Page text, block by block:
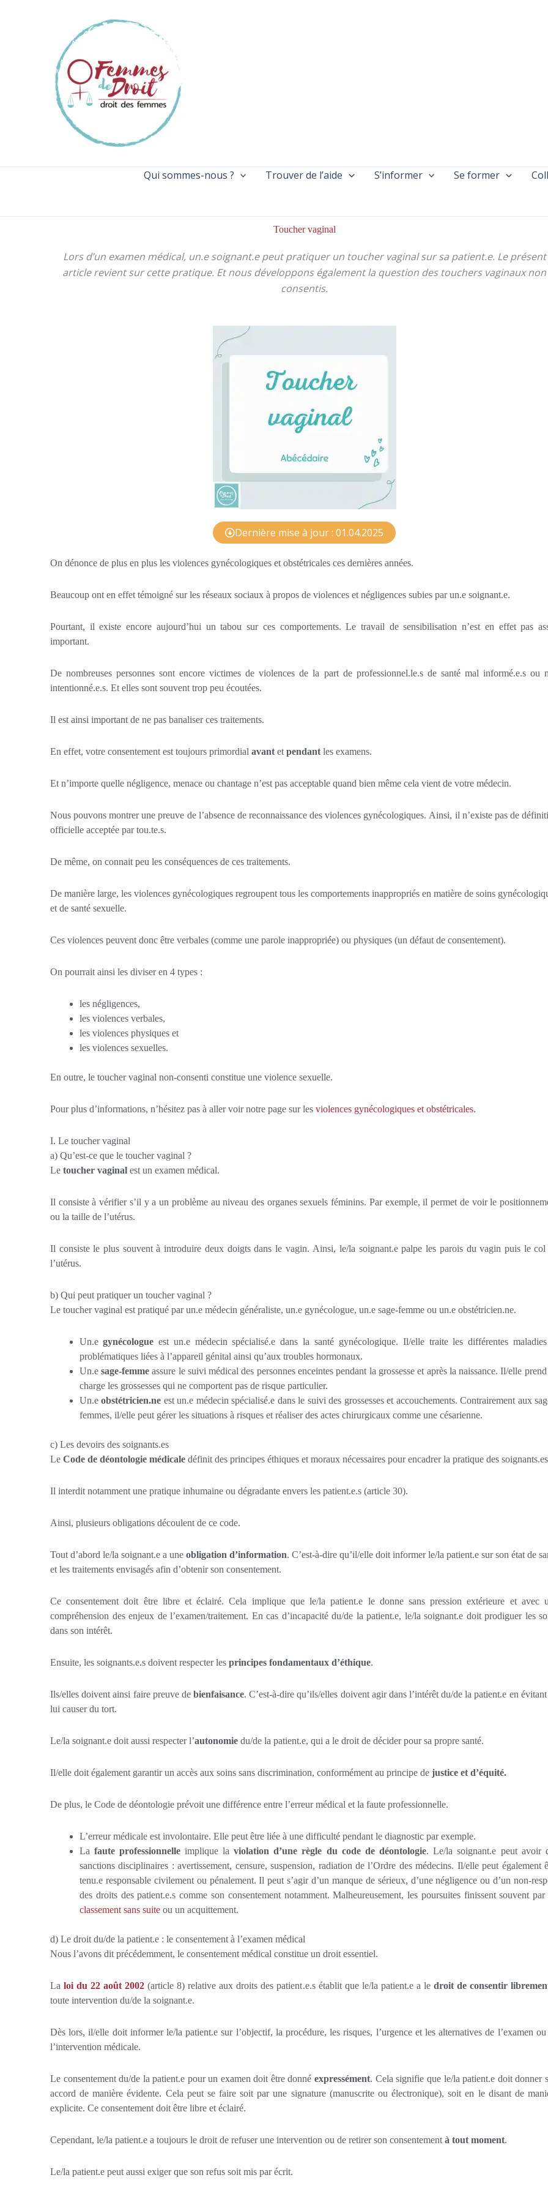
Qui sommes-nous ? Trouver de l’aide S’informer Se former
Toucher vaginal
Lors d’un examen médical, un.e soignant.e peut pratiquer un toucher vaginal sur sa patient.e. Le présent
article revient sur cette pratique. Et nous développons également la question des touchers vaginaux non
consentis.
Dernière mise à jour : 01.04.2025
On dénonce de plus en plus les violences gynécologiques et obstétricales ces dernières années.
Beaucoup ont en effet témoigné sur les réseaux sociaux à propos de violences et négligences subies par un.e soignant.e.
Pourtant, il existe encore aujourd’hui un tabou sur ces comportements. Le travail de sensibilisation n’est en effet pas
important.
De nombreuses personnes sont encore victimes de violences de la part de professionnel.le.s de santé mal informé.e.s ou
intentionné.e.s. Et elles sont souvent trop peu écoutées.
Il est ainsi important de ne pas banaliser ces traitements.
En effet, votre consentement est toujours primordial avant et pendant les examens.
Et n’importe quelle négligence, menace ou chantage n’est pas acceptable quand bien même cela vient de votre médecin.
Nous pouvons montrer une preuve de l’absence de reconnaissance des violences gynécologiques. Ainsi, il n’existe pas de
officielle acceptée par tou.te.s.
De même, on connait peu les conséquences de ces traitements.
De manière large, les violences gynécologiques regroupent tous les comportements inappropriés en matière de soins
et de santé sexuelle.
Ces violences peuvent donc être verbales (comme une parole inappropriée) ou physiques (un défaut de consentement).
On pourrait ainsi les diviser en 4 types :
les négligences,
les violences verbales,
les violences physiques et
les violences sexuelles.
En outre, le toucher vaginal non-consenti constitue une violence sexuelle.
Pour plus d’informations, n’hésitez pas à aller voir notre page sur les violences gynécologiques et obstétricales.
I. Le toucher vaginal
a) Qu’est-ce que le toucher vaginal ?
Le toucher vaginal est un examen médical.
Il consiste à vérifier s’il y a un problème au niveau des organes sexuels féminins. Par exemple, il permet de voir le
ou la taille de l’utérus.
Il consiste le plus souvent à introduire deux doigts dans le vagin. Ainsi, le/la soignant.e palpe les parois du vagin puis le col
l’utérus.
b) Qui peut pratiquer un toucher vaginal ?
Le toucher vaginal est pratiqué par un.e médecin généraliste, un.e gynécologue, un.e sage-femme ou un.e obstétricien.ne.
Un.e gynécologue est un.e médecin spécialisé.e dans la santé gynécologique. Il/elle traite les différentes
problématiques liées à l’appareil génital ainsi qu’aux troubles hormonaux.
Un.e sage-femme assure le suivi médical des personnes enceintes pendant la grossesse et après la naissance. Il/elle
charge les grossesses qui ne comportent pas de risque particulier.
Un.e obstétricien.ne est un.e médecin spécialisé.e dans le suivi des grossesses et accouchements. Contrairement aux
femmes, il/elle peut gérer les situations à risques et réaliser des actes chirurgicaux comme une césarienne.
c) Les devoirs des soignants.es
Le Code de déontologie médicale définit des principes éthiques et moraux nécessaires pour encadrer la pratique des
Il interdit notamment une pratique inhumaine ou dégradante envers les patient.e.s (article 30).
Ainsi, plusieurs obligations découlent de ce code.
Tout d’abord le/la soignant.e a une obligation d’information. C’est-à-dire qu’il/elle doit informer le/la patient.e sur son état de
et les traitements envisagés afin d’obtenir son consentement.
Ce consentement doit être libre et éclairé. Cela implique que le/la patient.e le donne sans pression extérieure et avec
compréhension des enjeux de l’examen/traitement. En cas d’incapacité du/de la patient.e, le/la soignant.e doit prodiguer les
dans son intérêt.
Ensuite, les soignants.e.s doivent respecter les principes fondamentaux d’éthique.
Ils/elles doivent ainsi faire preuve de bienfaisance. C’est-à-dire qu’ils/elles doivent agir dans l’intérêt du/de la patient.e en
lui causer du tort.
Le/la soignant.e doit aussi respecter l’autonomie du/de la patient.e, qui a le droit de décider pour sa propre santé.
Il/elle doit également garantir un accès aux soins sans discrimination, conformément au principe de justice et d’équité.
De plus, le Code de déontologie prévoit une différence entre l’erreur médical et la faute professionnelle.
L’erreur médicale est involontaire. Elle peut être liée à une difficulté pendant le diagnostic par exemple.
La faute professionnelle implique la violation d’une règle du code de déontologie. Le/la soignant.e peut avoir
sanctions disciplinaires : avertissement, censure, suspension, radiation de l’Ordre des médecins. Il/elle peut également
tenu.e responsable civilement ou pénalement. Il peut s’agir d’un manque de sérieux, d’une négligence ou d’un non-
des droits des patient.e.s comme son consentement notamment. Malheureusement, les poursuites finissent souvent par
classement sans suite ou un acquittement.
d) Le droit du/de la patient.e : le consentement à l’examen médical
Nous l’avons dit précédemment, le consentement médical constitue un droit essentiel.
La loi du 22 août 2002 (article 8) relative aux droits des patient.e.s établit que le/la patient.e a le droit de consentir
toute intervention du/de la soignant.e.
Dès lors, il/elle doit informer le/la patient.e sur l’objectif, la procédure, les risques, l’urgence et les alternatives de l’examen ou
l’intervention médicale.
Le consentement du/de la patient.e pour un examen doit être donné expressément. Cela signifie que le/la patient.e doit donner
accord de manière évidente. Cela peut se faire soit par une signature (manuscrite ou électronique), soit en le disant de
explicite. Ce consentement doit être libre et éclairé.
Cependant, le/la patient.e a toujours le droit de refuser une intervention ou de retirer son consentement à tout moment.
Le/la patient.e peut aussi exiger que son refus soit mis par écrit.